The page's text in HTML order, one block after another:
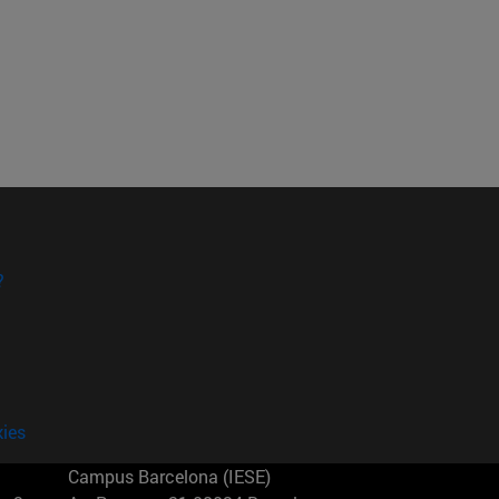
Campus Barcelona (IESE)